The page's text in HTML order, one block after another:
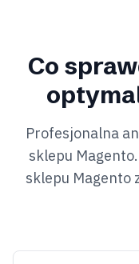
Co
Profesjonalna
sklepu
sklepu Magento